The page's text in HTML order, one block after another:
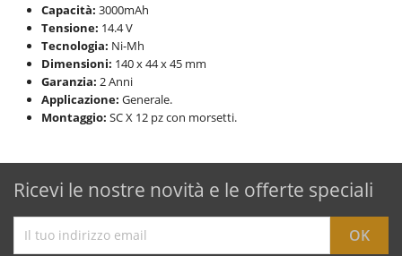
Capacità: 3000mAh
Tensione: 14.4 V
Tecnologia: Ni-Mh
Dimensioni: 140 x 44 x 45 mm
Garanzia: 2 Anni
Applicazione: Generale.
Montaggio: SC X 12 pz con morsetti.
Ricevi le nostre novità e le offerte speciali